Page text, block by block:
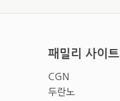
패밀리 사이트
CGN
두란노